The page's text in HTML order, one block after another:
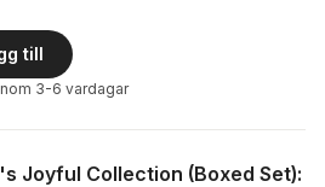
till
3-6 vardagar
Joyful Collection (Boxed Set):